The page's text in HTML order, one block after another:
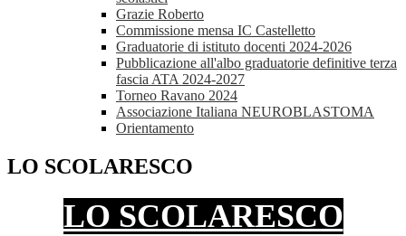
Grazie Roberto
Commissione mensa IC Castelletto
Graduatorie di istituto docenti 2024-2026
Pubblicazione all'albo graduatorie definitive terza
fascia ATA 2024-2027
Torneo Ravano 2024
Associazione Italiana NEUROBLASTOMA
Orientamento
LO SCOLARESCO
LO SCOLARESCO